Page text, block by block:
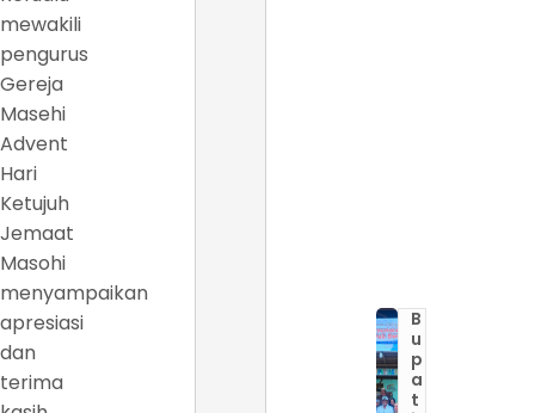
mewakili
pengurus
Gereja
Masehi
Advent
Hari
Ketujuh
Jemaat
Masohi
menyampaikan
apresiasi
dan
terima
B
u
p
a
t